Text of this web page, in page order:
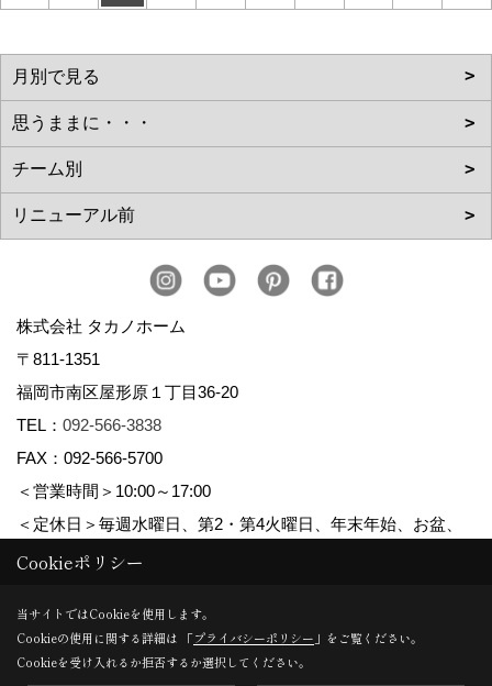
株式会社 タカノホーム
〒811-1351
福岡市南区屋形原１丁目36-20
TEL： 092-566-3838
FAX：092-566-5700
＜営業時間＞10:00～17:00
＜定休日＞毎週水曜日、第2・第4火曜日、年末年始、お盆、
ゴールデンウィーク、夏季休暇
Copyright (c) TAKANO CONSTRUCTION CO.,LTD. All Rights Reserved.
Cookieポリシー
当サイトではCookieを使用します。
Cookieの使用に関する詳細は 「プライバシーポリシー 」をご覧ください。
Cookieを受け入れるか拒否するか選択してください。